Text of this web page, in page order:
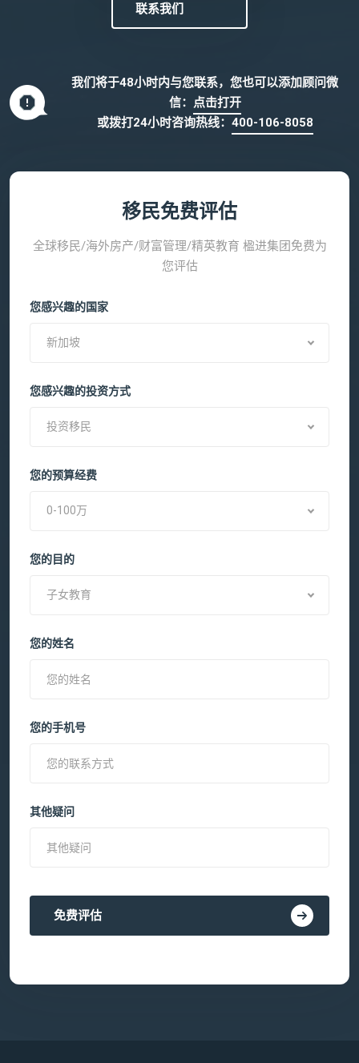
联系我们
我们将于48小时内与您联系，您也可以添加顾问微
信： 点击打开
或拨打24小时咨询热线： 400-106-8058
移民免费评估
全球移民/海外房产/财富管理/精英教育 楹进集团免费为
您评估
您感兴趣的国家
新加坡
您感兴趣的投资方式
投资移民
您的预算经费
0-100万
您的目的
子女教育
您的姓名
您的手机号
其他疑问
免费评估